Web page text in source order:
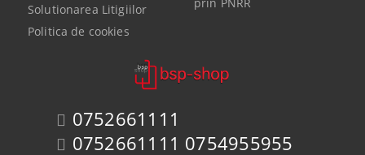
0752661111
0752661111 0754955955
Solutionarea Litigiilor
Politica de cookies
prin PNRR